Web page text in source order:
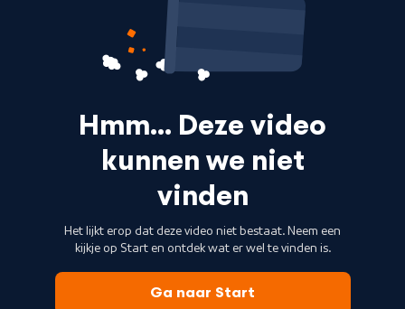
Hmm… Deze video
kunnen we niet
vinden
Het lijkt erop dat deze video niet bestaat. Neem een
kijkje op Start en ontdek wat er wel te vinden is.
Ga naar Start